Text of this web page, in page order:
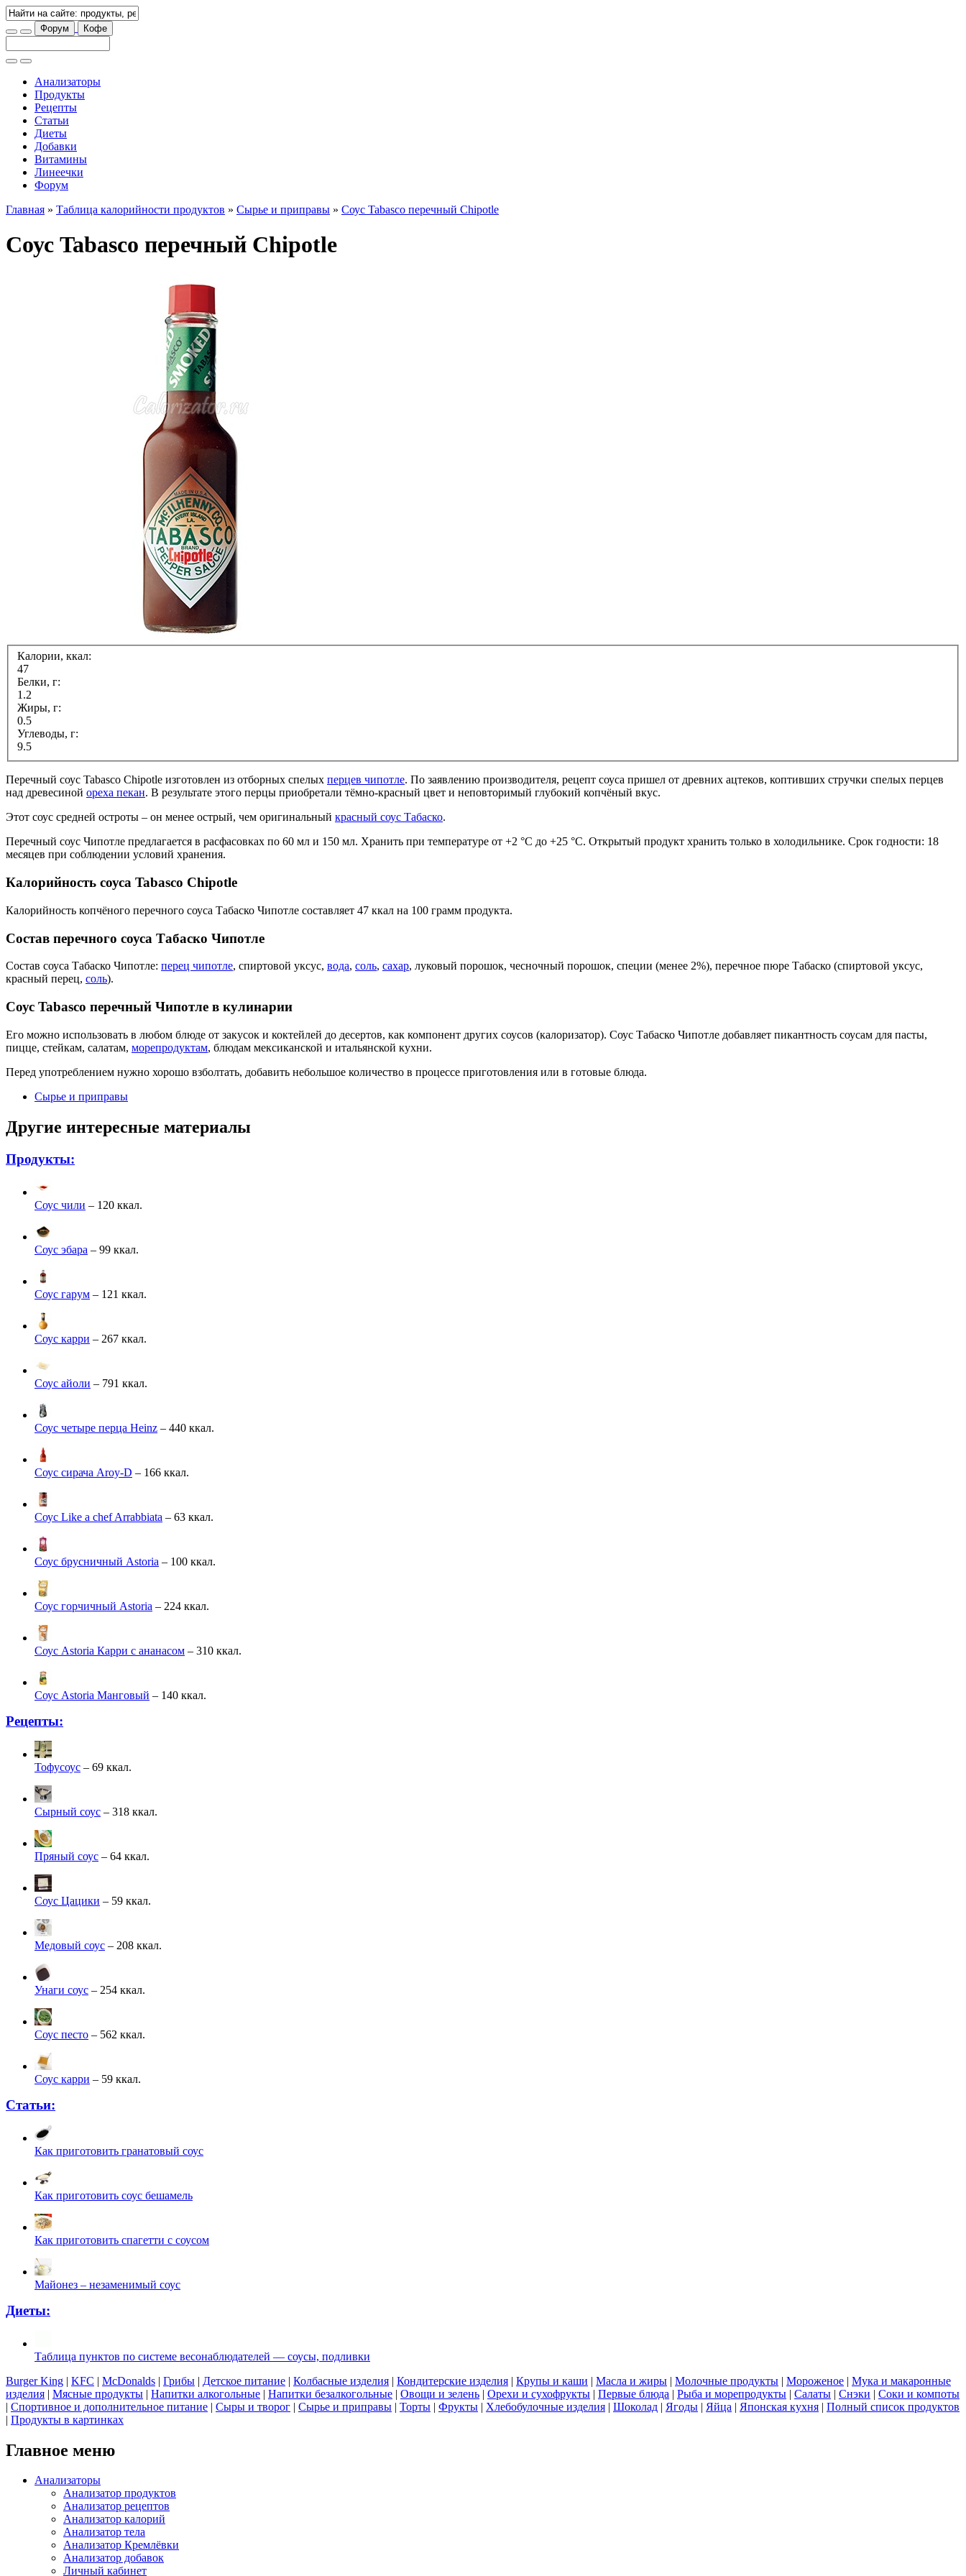
Форум Кофе
Анализаторы
Продукты
Рецепты
Статьи
Диеты
Добавки
Витамины
Линеечки
Форум
Главная » Таблица калорийности продуктов » Сырье и приправы » Соус Tabasco перечный Chipotle
Соус Tabasco перечный Chipotle
Калории, ккал:
47
Белки, г:
1.2
Жиры, г:
0.5
Углеводы, г:
9.5
Перечный соус Tabasco Chipotle изготовлен из отборных спелых перцев чипотле. По заявлению производителя, рецепт соуса пришел от древних ацтеков, коптивших стручки спелых перцев
над древесиной ореха пекан. В результате этого перцы приобретали тёмно-красный цвет и неповторимый глубокий копчёный вкус.
Этот соус средней остроты – он менее острый, чем оригинальный красный соус Табаско.
Перечный соус Чипотле предлагается в расфасовках по 60 мл и 150 мл. Хранить при температуре от +2 °С до +25 °С. Открытый продукт хранить только в холодильнике. Срок годности: 18
месяцев при соблюдении условий хранения.
Калорийность соуса Tabasco Chipotle
Калорийность копчёного перечного соуса Табаско Чипотле составляет 47 ккал на 100 грамм продукта.
Состав перечного соуса Табаско Чипотле
Состав соуса Табаско Чипотле: перец чипотле, спиртовой уксус, вода, соль, сахар, луковый порошок, чесночный порошок, специи (менее 2%), перечное пюре Табаско (спиртовой уксус,
красный перец, соль).
Соус Tabasco перечный Чипотле в кулинарии
Его можно использовать в любом блюде от закусок и коктейлей до десертов, как компонент других соусов (калоризатор). Соус Табаско Чипотле добавляет пикантность соусам для пасты,
пицце, стейкам, салатам, морепродуктам, блюдам мексиканской и итальянской кухни.
Перед употреблением нужно хорошо взболтать, добавить небольшое количество в процессе приготовления или в готовые блюда.
Сырье и приправы
Другие интересные материалы
Продукты:
Соус чили – 120 ккал.
Соус эбара – 99 ккал.
Соус гарум – 121 ккал.
Соус карри – 267 ккал.
Соус айоли – 791 ккал.
Соус четыре перца Heinz – 440 ккал.
Соус сирача Aroy-D – 166 ккал.
Соус Like a chef Arrabbiata – 63 ккал.
Соус брусничный Astoria – 100 ккал.
Соус горчичный Astoria – 224 ккал.
Соус Astoria Карри с ананасом – 310 ккал.
Соус Astoria Манговый – 140 ккал.
Рецепты:
Тофусоус – 69 ккал.
Сырный соус – 318 ккал.
Пряный соус – 64 ккал.
Соус Цацики – 59 ккал.
Медовый соус – 208 ккал.
Унаги соус – 254 ккал.
Соус песто – 562 ккал.
Соус карри – 59 ккал.
Статьи:
Как приготовить гранатовый соус
Как приготовить соус бешамель
Как приготовить спагетти с соусом
Майонез – незаменимый соус
Диеты:
Таблица пунктов по системе весонаблюдателей — соусы, подливки
Burger King | KFC | McDonalds | Грибы | Детское питание | Колбасные изделия | Кондитерские изделия | Крупы и каши | Масла и жиры | Молочные продукты | Мороженое | Мука и макаронные
изделия | Мясные продукты | Напитки алкогольные | Напитки безалкогольные | Овощи и зелень | Орехи и сухофрукты | Первые блюда | Рыба и морепродукты | Салаты | Снэки | Соки и компоты
| Спортивное и дополнительное питание | Сыры и творог | Сырье и приправы | Торты | Фрукты | Хлебобулочные изделия | Шоколад | Ягоды | Яйца | Японская кухня | Полный список продуктов
| Продукты в картинках
Главное меню
Анализаторы
Анализатор продуктов
Анализатор рецептов
Анализатор калорий
Анализатор тела
Анализатор Кремлёвки
Анализатор добавок
Личный кабинет